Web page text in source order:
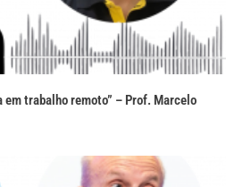
em trabalho remoto” – Prof. Marcelo